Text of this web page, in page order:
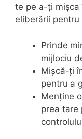
te pe a-ți mișca
eliberării
Prinde
mijlociu
Mișcă-ți
pentru a
Menține
prea tare